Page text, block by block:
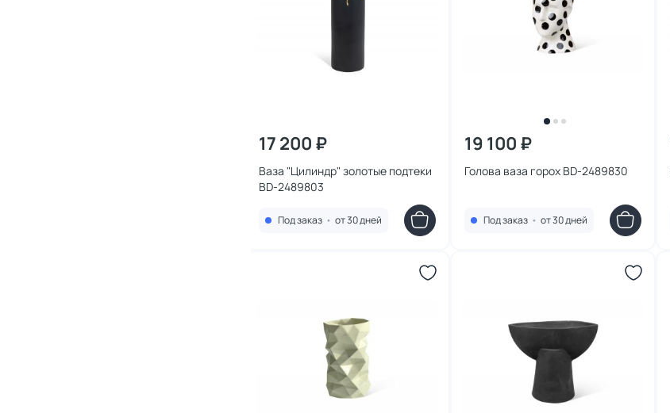
17 200 ₽
Ваза "Цилиндр" золотые подтеки
BD-2489803
Под заказ • от 30 дней
19 100 ₽
Голова ваза горох BD-2489830
Под заказ • от 30 дней